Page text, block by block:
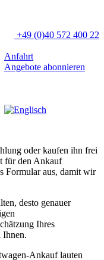
+49 (0)40 572 400 22
Anfahrt
Angebote abonnieren
oder kaufen ihn frei
für den Ankauf
Formular aus, damit wir
desto genauer
Ihres
Ihnen.
Ankauf lauten